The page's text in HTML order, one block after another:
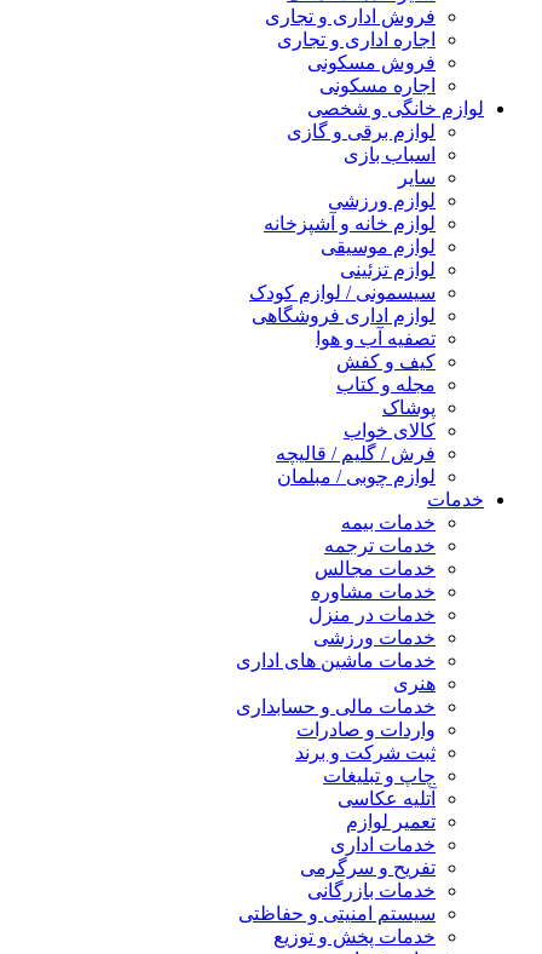
فروش اداری و تجاری
اجاره اداری و تجاری
فروش مسکونی
اجاره مسکونی
لوازم خانگی و شخصی
لوازم برقی و گازی
اسباب بازی
سایر
لوازم ورزشی
لوازم خانه و آشپزخانه
لوازم موسیقی
لوازم تزئینی
سیسمونی / لوازم کودک
لوازم اداری فروشگاهی
تصفیه آب و هوا
کیف و کفش
مجله و کتاب
پوشاک
کالای خواب
فرش / گلیم / قالیچه
لوازم چوبی / مبلمان
خدمات
خدمات بیمه
خدمات ترجمه
خدمات مجالس
خدمات مشاوره
خدمات در منزل
خدمات ورزشی
خدمات ماشین های اداری
هنری
خدمات مالی و حسابداری
واردات و صادرات
ثبت شرکت و برند
چاپ و تبلیغات
آتلیه عکاسی
تعمیر لوازم
خدمات اداری
تفریح و سرگرمی
خدمات بازرگانی
سیستم امنیتی و حفاظتی
خدمات پخش و توزیع